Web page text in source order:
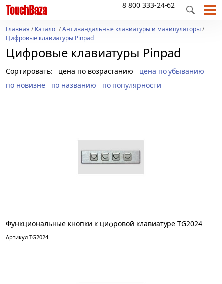
8 800 333-24-62
Главная /Каталог/Антивандальные клавиатуры и манипуляторы/
Цифровые клавиатуры Pinpad
Цифровые клавиатуры Pinpad
Сортировать: цена по возрастанию
цена по убыванию
по новизне
по названию по популярности
Функциональные кнопки к цифровой клавиатуре TG2024
Артикул TG2024